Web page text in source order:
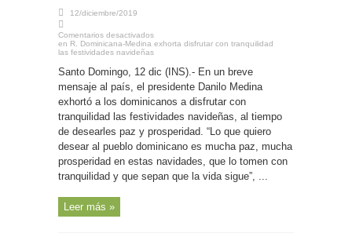
12/diciembre/2019
Comentarios desactivados
en R. Dominicana-Medina exhorta disfrutar con tranquilidad
las festividades navideñas
Santo Domingo, 12 dic (INS).- En un breve
mensaje al país, el presidente Danilo Medina
exhortó a los dominicanos a disfrutar con
tranquilidad las festividades navideñas, al tiempo
de desearles paz y prosperidad. “Lo que quiero
desear al pueblo dominicano es mucha paz, mucha
prosperidad en estas navidades, que lo tomen con
tranquilidad y que sepan que la vida sigue”, ...
Leer más »